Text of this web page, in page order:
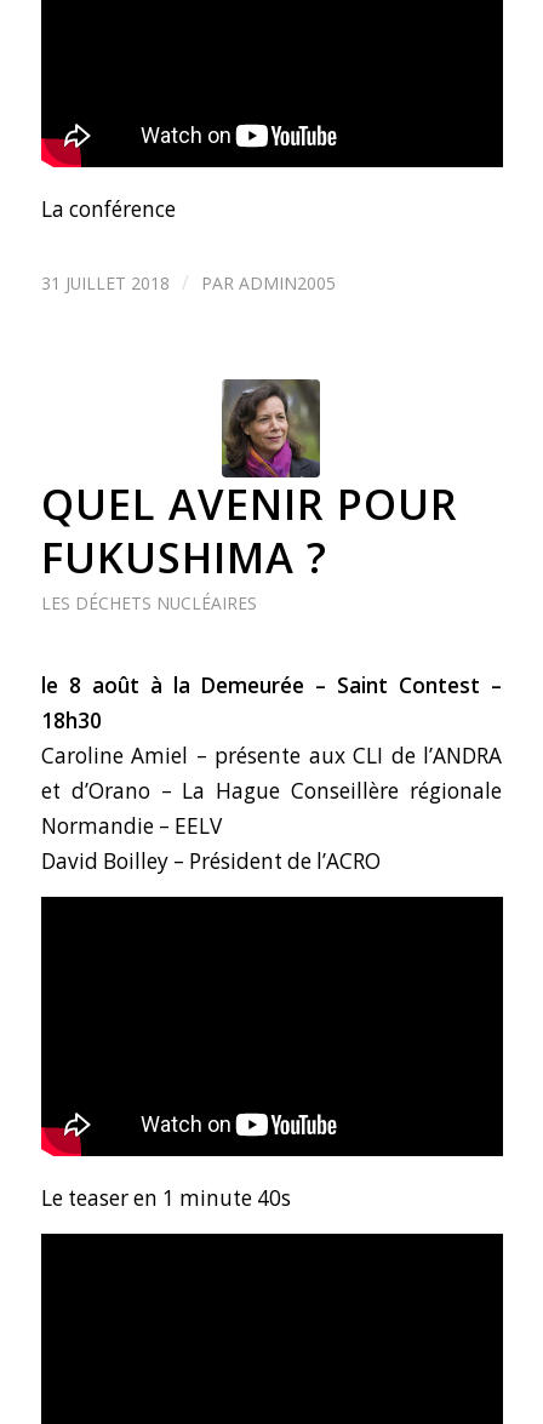
La conférence
31 JUILLET 2018 / PAR ADMIN2005
QUEL AVENIR POUR
FUKUSHIMA ?
LES DÉCHETS NUCLÉAIRES
le 8 août à la Demeurée – Saint Contest –
18h30
Caroline Amiel – présente aux CLI de l’ANDRA
et d’Orano – La Hague Conseillère régionale
Normandie – EELV
David Boilley – Président de l’ACRO
Le teaser en 1 minute 40s